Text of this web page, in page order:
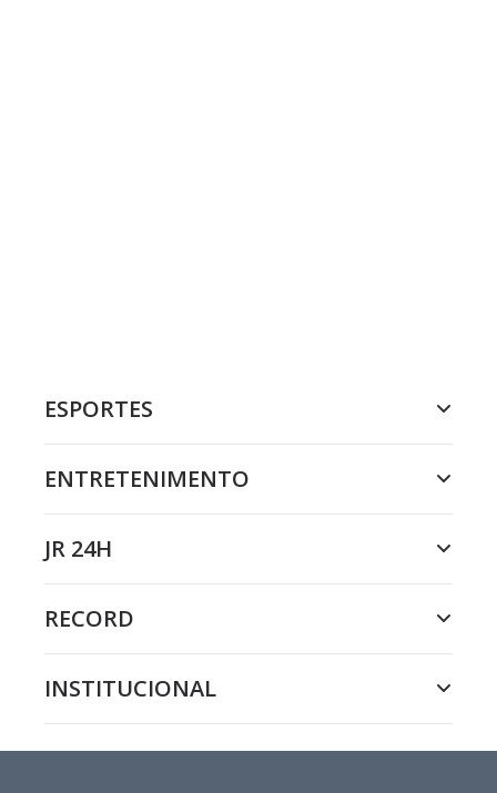
ESPORTES
ENTRETENIMENTO
JR 24H
RECORD
INSTITUCIONAL